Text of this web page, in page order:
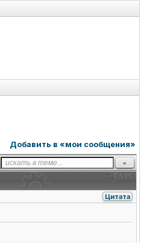
Добавить в «мои сообщения»
Цитата